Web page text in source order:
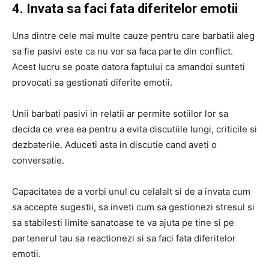
4. Invata sa faci fata diferitelor emotii
Una dintre cele mai multe cauze pentru care barbatii aleg
sa fie pasivi este ca nu vor sa faca parte din conflict.
Acest lucru se poate datora faptului ca amandoi sunteti
provocati sa gestionati diferite emotii.
Unii barbati pasivi in relatii ar permite sotiilor lor sa
decida ce vrea ea pentru a evita discutiile lungi, criticile si
dezbaterile. Aduceti asta in discutie cand aveti o
conversatie.
Capacitatea de a vorbi unul cu celalalt si de a invata cum
sa accepte sugestii, sa inveti cum sa gestionezi stresul si
sa stabilesti limite sanatoase te va ajuta pe tine si pe
partenerul tau sa reactionezi si sa faci fata diferitelor
emotii.